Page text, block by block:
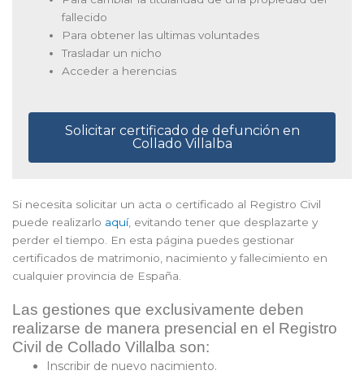
fallecido
Para obtener las ultimas voluntades
Trasladar un nicho
Acceder a herencias
Solicitar certificado de defunción en
Collado Villalba
Si necesita solicitar un acta o certificado al Registro Civil
puede realizarlo aquí, evitando tener que desplazarte y
perder el tiempo. En esta página puedes gestionar
certificados de matrimonio, nacimiento y fallecimiento en
cualquier provincia de España.
Las gestiones que exclusivamente deben
realizarse de manera presencial en el Registro
Civil de Collado Villalba son:
Inscribir de nuevo nacimiento.